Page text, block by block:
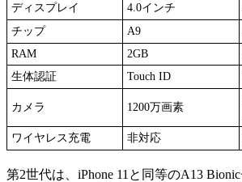
ディスプレイ
4.0インチ
チップ
A9
RAM
2GB
生体認証
Touch ID
カメラ 1200万画素
ワイヤレス充電
非対応
第2世代は、iPhone 11と同等のA13